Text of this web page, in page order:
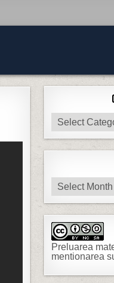
Categories
Arhive
Preluarea
mentionarea